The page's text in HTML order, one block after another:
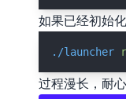
如果已经初始
./launcher
过程漫长，耐